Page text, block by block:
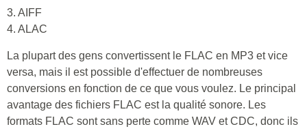
3. AIFF
4. ALAC
La plupart des gens convertissent le FLAC en MP3 et vice
versa, mais il est possible d'effectuer de nombreuses
conversions en fonction de ce que vous voulez. Le principal
avantage des fichiers FLAC est la qualité sonore. Les
formats FLAC sont sans perte comme WAV et CDC, donc ils